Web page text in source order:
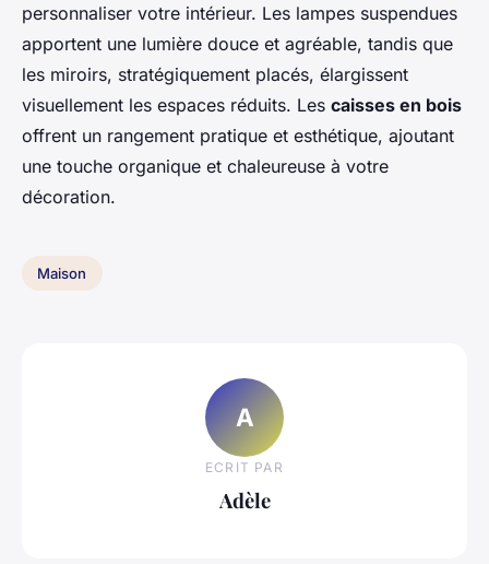
personnaliser votre intérieur. Les lampes suspendues
apportent une lumière douce et agréable, tandis que
les miroirs, stratégiquement placés, élargissent
visuellement les espaces réduits. Les caisses en bois
offrent un rangement pratique et esthétique, ajoutant
une touche organique et chaleureuse à votre
décoration.
Maison
A
ECRIT PAR
Adèle